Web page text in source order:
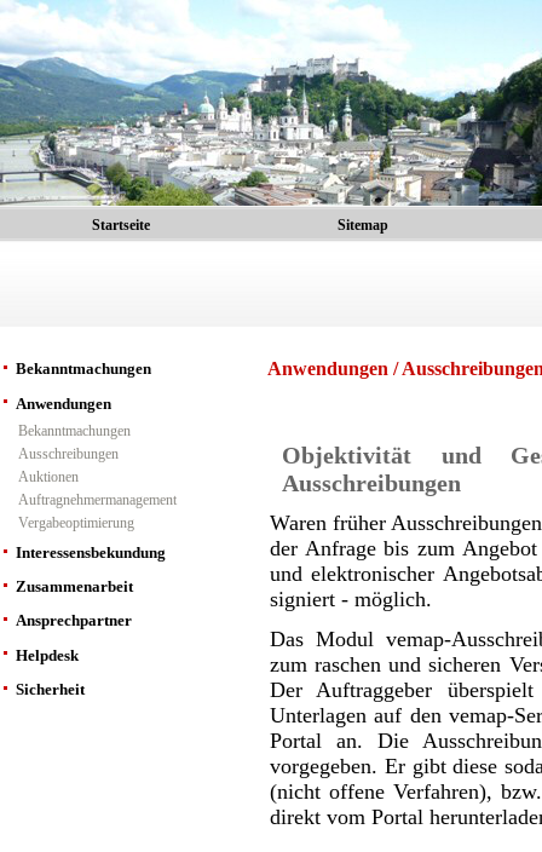
Startseite Sitemap
Bekanntmachungen
Anwendungen
Bekanntmachungen
Ausschreibungen
Auktionen
Auftragnehmermanagement
Vergabeoptimierung
Interessensbekundung
Zusammenarbeit
Ansprechpartner
Helpdesk
Sicherheit
Anwendungen /
Objektivität und
Ausschreibungen
Waren früher
der Anfrage bis zum
und elektronischer
signiert - möglich.
Das Modul vemap-
zum raschen und sicheren
Der Auftraggeber
Unterlagen auf denvemap-
Portal an. Die
vorgegeben. Er gibt diese
(nicht offene Verfahren),
direkt vom Portal